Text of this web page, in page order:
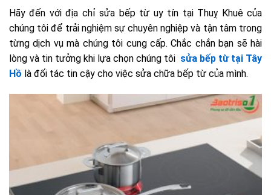
Hãy đến với địa chỉ sửa bếp từ uy tín tại Thuỵ Khuê của
chúng tôi để trải nghiệm sự chuyên nghiệp và tận tâm trong
từng dịch vụ mà chúng tôi cung cấp. Chắc chắn bạn sẽ hài
lòng và tin tưởng khi lựa chọn chúng tôi sửa bếp từ tại Tây
Hồ là đối tác tin cậy cho việc sửa chữa bếp từ của mình.